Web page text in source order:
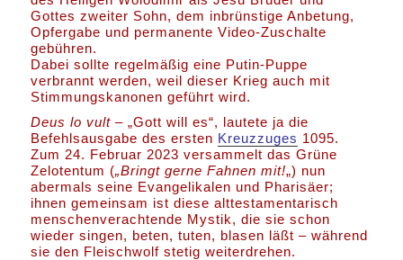
Gottes zweiter Sohn, dem inbrünstige Anbetung,
Opfergabe und permanente Video-Zuschalte
gebühren.
Dabei sollte regelmäßig eine Putin-Puppe
verbrannt werden, weil dieser Krieg auch mit
Stimmungskanonen geführt wird.
Deus lo vult – „Gott will es“, lautete ja die
Befehlsausgabe des ersten Kreuzzuges 1095.
Zum 24. Februar 2023 versammelt das Grüne
Zelotentum („Bringt gerne Fahnen mit!„) nun
abermals seine Evangelikalen und Pharisäer;
ihnen gemeinsam ist diese alttestamentarisch
menschenverachtende Mystik, die sie schon
wieder singen, beten, tuten, blasen läßt – während
sie den Fleischwolf stetig weiterdrehen.